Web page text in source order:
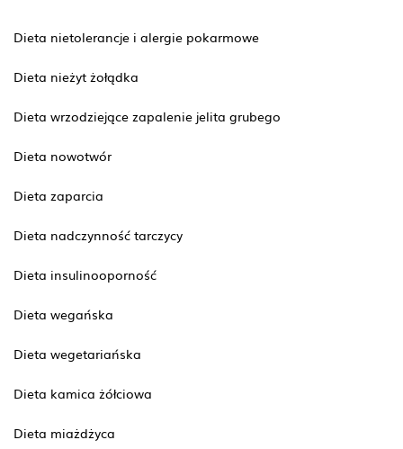
Dieta nietolerancje i alergie pokarmowe
Dieta nieżyt żołądka
Dieta wrzodziejące zapalenie jelita grubego
Dieta nowotwór
Dieta zaparcia
Dieta nadczynność tarczycy
Dieta insulinooporność
Dieta wegańska
Dieta wegetariańska
Dieta kamica żółciowa
Dieta miażdżyca